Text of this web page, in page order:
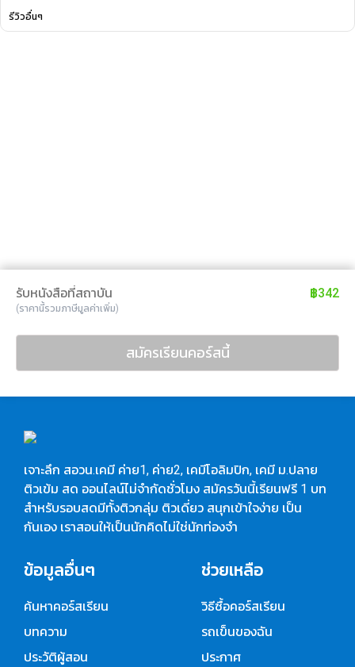
รีวิวอื่นๆ
฿342
รับหนังสือที่สถาบัน
(ราคานี้รวมภาษีมูลค่าเพิ่ม)
สมัครเรียนคอร์สนี้
เจาะลึก สอวน.เคมี ค่าย1, ค่าย2, เคมีโอลิมปิก, เคมี ม.ปลาย
ติวเข้ม สด ออนไลน์ไม่จำกัดชั่วโมง สมัครวันนี้เรียนฟรี 1 บท
สำหรับรอบสดมีทั้งติวกลุ่ม ติวเดี่ยว สนุกเข้าใจง่าย เป็น
กันเอง เราสอนให้เป็นนักคิดไม่ใช่นักท่องจำ
ข้อมูลอื่นๆ
ค้นหาคอร์สเรียน
บทความ
ประวัติผู้สอน
ช่วยเหลือ
วิธีซื้อคอร์สเรียน
รถเข็นของฉัน
ประกาศ